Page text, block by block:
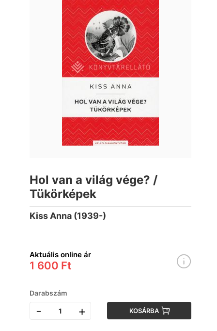
Hol van a világ vége? /
Tükörképek
Kiss Anna (1939-)
Aktuális online ár
1 600 Ft
Darabszám
- + KOSÁRBA